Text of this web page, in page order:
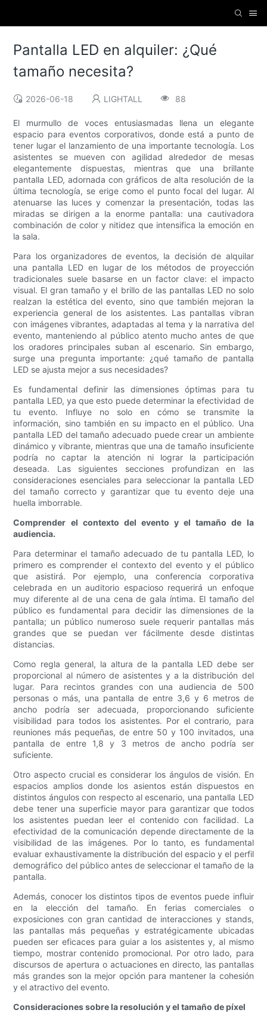
Pantalla LED en alquiler: ¿Qué
tamaño necesita?
2026-06-18 LIGHTALL 88
El murmullo de voces entusiasmadas llena un elegante
espacio para eventos corporativos, donde está a punto de
tener lugar el lanzamiento de una importante tecnología. Los
asistentes se mueven con agilidad alrededor de mesas
elegantemente dispuestas, mientras que una brillante
pantalla LED, adornada con gráficos de alta resolución de la
última tecnología, se erige como el punto focal del lugar. Al
atenuarse las luces y comenzar la presentación, todas las
miradas se dirigen a la enorme pantalla: una cautivadora
combinación de color y nitidez que intensifica la emoción en
la sala.
Para los organizadores de eventos, la decisión de alquilar
una pantalla LED en lugar de los métodos de proyección
tradicionales suele basarse en un factor clave: el impacto
visual. El gran tamaño y el brillo de las pantallas LED no solo
realzan la estética del evento, sino que también mejoran la
experiencia general de los asistentes. Las pantallas vibran
con imágenes vibrantes, adaptadas al tema y la narrativa del
evento, manteniendo al público atento mucho antes de que
los oradores principales suban al escenario. Sin embargo,
surge una pregunta importante: ¿qué tamaño de pantalla
LED se ajusta mejor a sus necesidades?
Es fundamental definir las dimensiones óptimas para tu
pantalla LED, ya que esto puede determinar la efectividad de
tu evento. Influye no solo en cómo se transmite la
información, sino también en su impacto en el público. Una
pantalla LED del tamaño adecuado puede crear un ambiente
dinámico y vibrante, mientras que una de tamaño insuficiente
podría no captar la atención ni lograr la participación
deseada. Las siguientes secciones profundizan en las
consideraciones esenciales para seleccionar la pantalla LED
del tamaño correcto y garantizar que tu evento deje una
huella imborrable.
Comprender el contexto del evento y el tamaño de la
audiencia.
Para determinar el tamaño adecuado de tu pantalla LED, lo
primero es comprender el contexto del evento y el público
que asistirá. Por ejemplo, una conferencia corporativa
celebrada en un auditorio espacioso requerirá un enfoque
muy diferente al de una cena de gala íntima. El tamaño del
público es fundamental para decidir las dimensiones de la
pantalla; un público numeroso suele requerir pantallas más
grandes que se puedan ver fácilmente desde distintas
distancias.
Como regla general, la altura de la pantalla LED debe ser
proporcional al número de asistentes y a la distribución del
lugar. Para recintos grandes con una audiencia de 500
personas o más, una pantalla de entre 3,6 y 6 metros de
ancho podría ser adecuada, proporcionando suficiente
visibilidad para todos los asistentes. Por el contrario, para
reuniones más pequeñas, de entre 50 y 100 invitados, una
pantalla de entre 1,8 y 3 metros de ancho podría ser
suficiente.
Otro aspecto crucial es considerar los ángulos de visión. En
espacios amplios donde los asientos están dispuestos en
distintos ángulos con respecto al escenario, una pantalla LED
debe tener una superficie mayor para garantizar que todos
los asistentes puedan leer el contenido con facilidad. La
efectividad de la comunicación depende directamente de la
visibilidad de las imágenes. Por lo tanto, es fundamental
evaluar exhaustivamente la distribución del espacio y el perfil
demográfico del público antes de seleccionar el tamaño de la
pantalla.
Además, conocer los distintos tipos de eventos puede influir
en la elección del tamaño. En ferias comerciales o
exposiciones con gran cantidad de interacciones y stands,
las pantallas más pequeñas y estratégicamente ubicadas
pueden ser eficaces para guiar a los asistentes y, al mismo
tiempo, mostrar contenido promocional. Por otro lado, para
discursos de apertura o actuaciones en directo, las pantallas
más grandes son la mejor opción para mantener la cohesión
y el atractivo del evento.
Consideraciones sobre la resolución y el tamaño de píxel